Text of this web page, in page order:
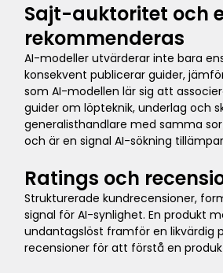
Sajt-auktoritet och
rekommenderas
AI-modeller utvärderar inte bara
konsekvent publicerar guider,
som AI-modellen lär sig att
guider om löpteknik, underlag och
generalisthandlare med samma
och är en signal AI-sökning
Ratings och
Strukturerade kundrecensioner,
signal för AI-synlighet. En produkt
undantagslöst framför en likvärdig
recensioner för att förstå en